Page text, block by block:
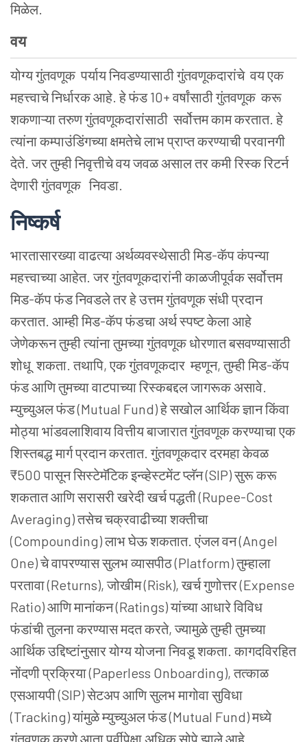
मिळेल.
वय
योग्यगुंतवणूकपर्याय निवडण्यासाठी गुंतवणूकदारांचे वय एक
महत्त्वाचे निर्धारक आहे. हे फंड 10+ वर्षांसाठीगुंतवणूककरू
शकणाऱ्या तरुण गुंतवणूकदारांसाठी सर्वोत्तम काम करतात. हे
त्यांना कम्पाउंडिंगच्या क्षमतेचे लाभ प्राप्त करण्याची परवानगी
देते. जर तुम्ही निवृत्तीचे वय जवळ असाल तर कमी रिस्क रिटर्न
देणारीगुंतवणूकनिवडा.
निष्कर्ष
भारतासारख्या वाढत्या अर्थव्यवस्थेसाठी मिड-कॅप कंपन्या
महत्त्वाच्या आहेत. जर गुंतवणूकदारांनी काळजीपूर्वक सर्वोत्तम
मिड-कॅप फंड निवडले तर हे उत्तम गुंतवणूक संधी प्रदान
करतात. आम्ही मिड-कॅप फंडचा अर्थ स्पष्ट केला आहे
जेणेकरून तुम्ही त्यांना तुमच्या गुंतवणूक धोरणात बसवण्यासाठी
शोधू शकता. तथापि, एक गुंतवणूकदार म्हणून, तुम्ही मिड-कॅप
फंड आणि तुमच्या वाटपाच्या रिस्कबद्दल जागरूक असावे.
म्युच्युअल फंड (Mutual Fund) हे सखोल आर्थिक ज्ञान किंवा
मोठ्या भांडवलाशिवाय वित्तीय बाजारात गुंतवणूक करण्याचा एक
शिस्तबद्ध मार्ग प्रदान करतात. गुंतवणूकदार दरमहा केवळ
₹500 पासून सिस्टेमॅटिक इन्व्हेस्टमेंट प्लॅन (SIP) सुरू करू
शकतात आणि सरासरी खरेदी खर्च पद्धती (Rupee-Cost
Averaging) तसेच चक्रवाढीच्या शक्तीचा
(Compounding) लाभ घेऊ शकतात. एंजल वन (Angel
One) चे वापरण्यास सुलभ व्यासपीठ (Platform) तुम्हाला
परतावा (Returns), जोखीम (Risk), खर्च गुणोत्तर (Expense
Ratio) आणि मानांकन (Ratings) यांच्या आधारे विविध
फंडांची तुलना करण्यास मदत करते, ज्यामुळे तुम्ही तुमच्या
आर्थिक उद्दिष्टांनुसार योग्य योजना निवडू शकता. कागदविरहित
नोंदणी प्रक्रिया (Paperless Onboarding), तत्काळ
एसआयपी (SIP) सेटअप आणि सुलभ मागोवा सुविधा
(Tracking) यांमुळे म्युच्युअल फंड (Mutual Fund) मध्ये
गुंतवणूक करणे आता पूर्वीपेक्षा अधिक सोपे झाले आहे.